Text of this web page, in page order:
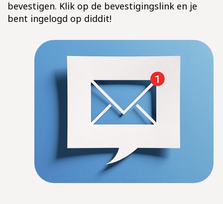
bevestigen. Klik op de bevestigingslink en je
bent ingelogd op diddit!